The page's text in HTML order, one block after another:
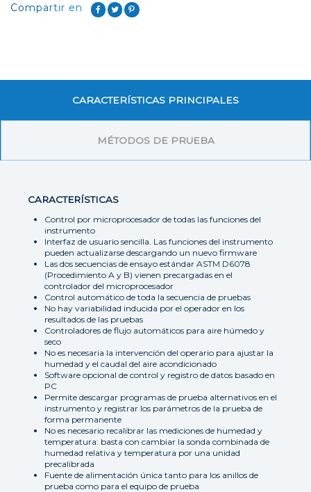
Compartir en
CARACTERÍSTICAS PRINCIPALES
MÉTODOS DE PRUEBA
CARACTERÍSTICAS
Control por microprocesador de todas las funciones del
instrumento
Interfaz de usuario sencilla. Las funciones del instrumento
pueden actualizarse descargando un nuevo firmware
Las dos secuencias de ensayo estándar ASTM D6078
(Procedimiento A y B) vienen precargadas en el
controlador del microprocesador
Control automático de toda la secuencia de pruebas
No hay variabilidad inducida por el operador en los
resultados de las pruebas
Controladores de flujo automáticos para aire húmedo y
seco
No es necesaria la intervención del operario para ajustar la
humedad y el caudal del aire acondicionado
Software opcional de control y registro de datos basado en
PC
Permite descargar programas de prueba alternativos en el
instrumento y registrar los parámetros de la prueba de
forma permanente
No es necesario recalibrar las mediciones de humedad y
temperatura: basta con cambiar la sonda combinada de
humedad relativa y temperatura por una unidad
precalibrada
Fuente de alimentación única tanto para los anillos de
prueba como para el equipo de prueba